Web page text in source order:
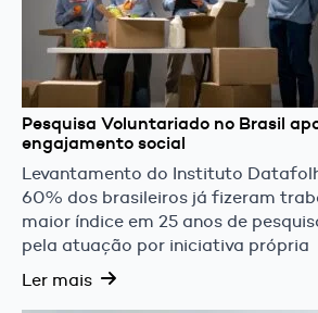
Pesquisa Voluntariado no Brasil
engajamento social
Levantamento do Instituto
60% dos brasileiros já fizeram
maior índice em 25 anos de
pela atuação por iniciativa própria
Ler mais